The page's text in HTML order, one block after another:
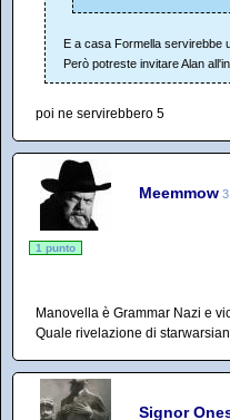
E a casa Formella servirebbe
Però potreste invitare Alan
poi ne servirebbero 5
Meemmow
1 punto
Manovella è Grammar Nazi e
Quale rivelazione di
Signor